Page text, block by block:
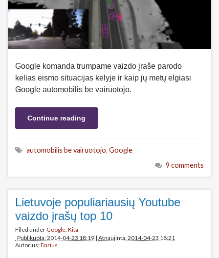
Google komanda trumpame vaizdo įraše parodo
kelias eismo situacijas kelyje ir kaip jų metų elgiasi
Google automobilis be vairuotojo.
Continue reading
automobilis be vairuotojo, Google
9 comments
Lietuvoje populiariausių Youtube
vaizdo įrašų top 10
Filed underGoogle Kita
Publikuota: 2014-04-23 18:19 | Atnaujinta: 2014-04-23 18:21
Autorius:Darius